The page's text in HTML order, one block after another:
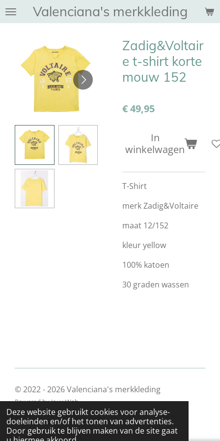
Deze website gebruikt cookies voor analyse-
doeleinden en/of het tonen van advertenties.
Door gebruik te blijven maken van de site gaat
Ga
direct
hoofdinhoud
Valenciana's merkkleding
Zadig&Voltair
e t-shirt korte
mouw 152
€ 49,95
In
winkelwagen
T-Shirt
merk Zadig&Voltaire
maat 12/152
kleur yellow
100% katoen
30 graden wassen
© 2022 - 2026 Valenciana's merkkleding
Powered byJouwWeb